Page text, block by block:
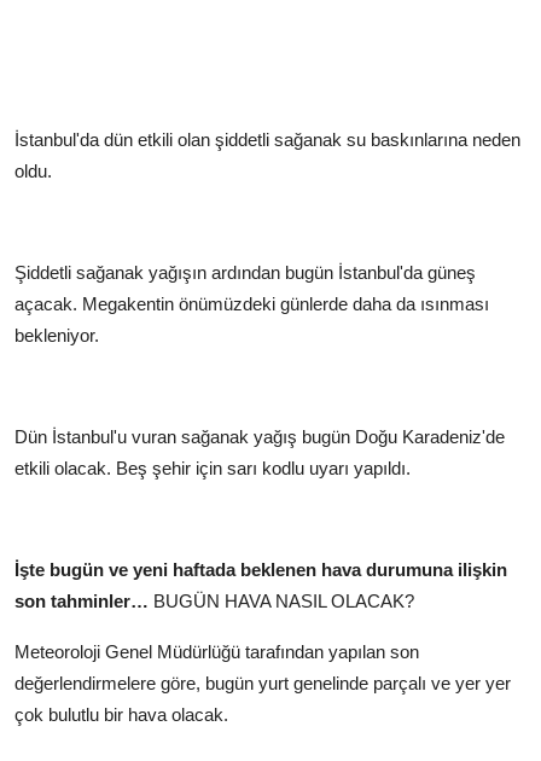
İstanbul'da dün etkili olan şiddetli sağanak su baskınlarına neden
oldu.
Şiddetli sağanak yağışın ardından bugün İstanbul'da güneş
açacak. Megakentin önümüzdeki günlerde daha da ısınması
bekleniyor.
Dün İstanbul'u vuran sağanak yağış bugün Doğu Karadeniz'de
etkili olacak. Beş şehir için sarı kodlu uyarı yapıldı.
İşte bugün ve yeni haftada beklenen hava durumuna ilişkin
son tahminler… BUGÜN HAVA NASIL OLACAK?
Meteoroloji Genel Müdürlüğü tarafından yapılan son
değerlendirmelere göre, bugün yurt genelinde parçalı ve yer yer
çok bulutlu bir hava olacak.